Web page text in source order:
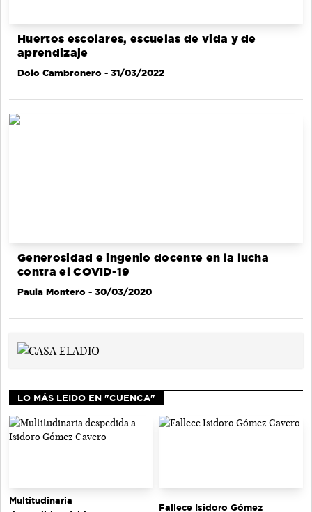
Huertos escolares, escuelas de vida y de
aprendizaje
Dolo Cambronero - 31/03/2022
Generosidad e ingenio docente en la lucha
contra el COVID-19
Paula Montero - 30/03/2020
LO MÁS LEIDO EN "CUENCA"
Multitudinaria
Fallece Isidoro Gómez